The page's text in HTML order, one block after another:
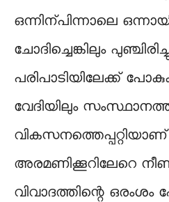
ഒന്നിന്പിന്നാലെ
ചോദിച്ചെങ്കിലും
പരിപാടിയിലേക്ക്
വേദിയിലും
അരമണിക്കൂറിലേറെ
വിവാദത്തിന്റെ ഒരംശം